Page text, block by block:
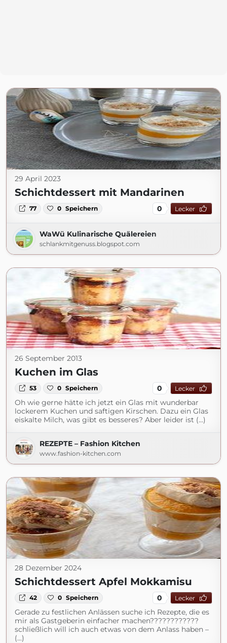
29 April 2023
Schichtdessert mit Mandarinen
77 0 Speichern 0 Lecker
WaWü Kulinarische Quälereien
schlankmitgenuss.blogspot.com
26 September 2013
Kuchen im Glas
53 0 Speichern 0 Lecker
Oh wie gerne hätte ich jetzt ein Glas mit wunderbar
lockerem Kuchen und saftigen Kirschen. Dazu ein Glas
eiskalte Milch, was gibt es besseres? Aber leider ist (...)
REZEPTE – Fashion Kitchen
www.fashion-kitchen.com
28 Dezember 2024
Schichtdessert Apfel Mokkamisu
42 0 Speichern 0 Lecker
Gerade zu festlichen Anlässen suche ich Rezepte, die es
mir als Gastgeberin einfacher machen????????????
schließlich will ich auch etwas von dem Anlass haben –
(...)